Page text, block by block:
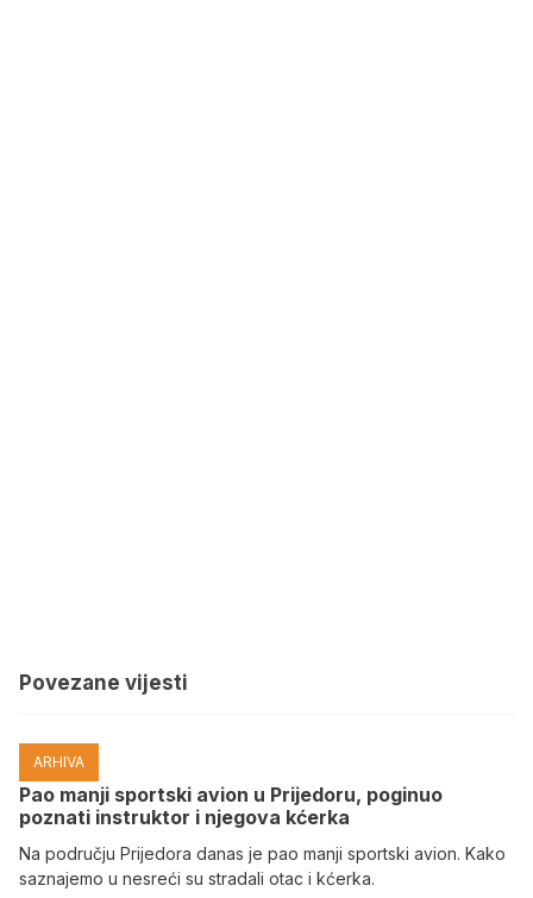
Povezane vijesti
ARHIVA
Pao manji sportski avion u Prijedoru, poginuo
poznati instruktor i njegova kćerka
Na području Prijedora danas je pao manji sportski avion. Kako
saznajemo u nesreći su stradali otac i kćerka.